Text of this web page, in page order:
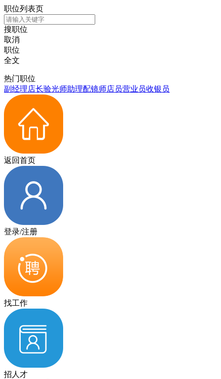
职位列表页
搜职位
取消
职位
全文
热门职位
副经理店长验光师助理配镜师店员营业员收银员
返回首页
登录/注册
找工作
招人才